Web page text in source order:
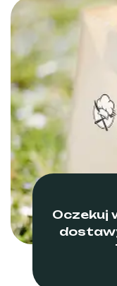
Oczekuj